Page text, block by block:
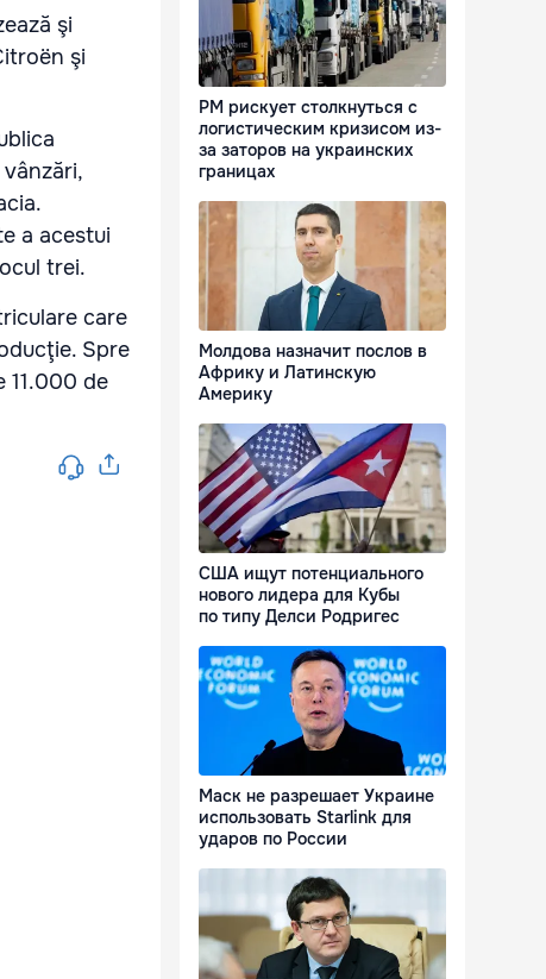
şi
şi
a acestui
trei.
care
Spre
11.000 de
РМ рискует столкнуться с
логистическим кризисом из-
за заторов на украинских
границах
Молдова назначит послов в
Африку и Латинскую
Америку
США ищут потенциального
нового лидера для Кубы
по типу Делси Родригес
Маск не разрешает Украине
использовать Starlink для
ударов по России